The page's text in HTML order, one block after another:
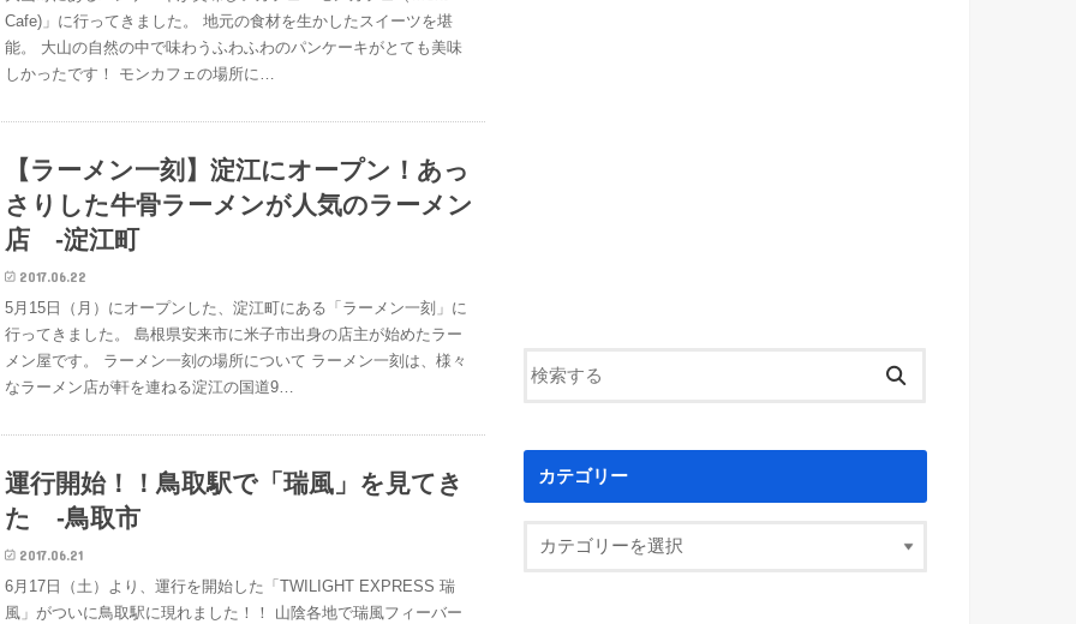
Cafe)」に行ってきました。 地元の食材を生かしたスイーツを堪
能。 大山の自然の中で味わうふわふわのパンケーキがとても美味
しかったです！ モンカフェの場所に…
【ラーメン一刻】淀江にオープン！あっ
さりした牛骨ラーメンが人気のラーメン
店 -淀江町
2017.06.22
5月15日（月）にオープンした、淀江町にある「ラーメン一刻」に
行ってきました。 島根県安来市に米子市出身の店主が始めたラー
メン屋です。 ラーメン一刻の場所について ラーメン一刻は、様々
なラーメン店が軒を連ねる淀江の国道9…
運行開始！！鳥取駅で「瑞風」を見てき
た -鳥取市
2017.06.21
6月17日（土）より、運行を開始した「TWILIGHT EXPRESS 瑞
風」がついに鳥取駅に現れました！！ 山陰各地で瑞風フィーバー
カテゴリー